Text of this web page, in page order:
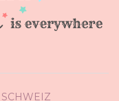
SCHWEIZ